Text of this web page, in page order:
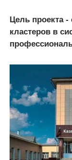
Цель проекта
кластеров в